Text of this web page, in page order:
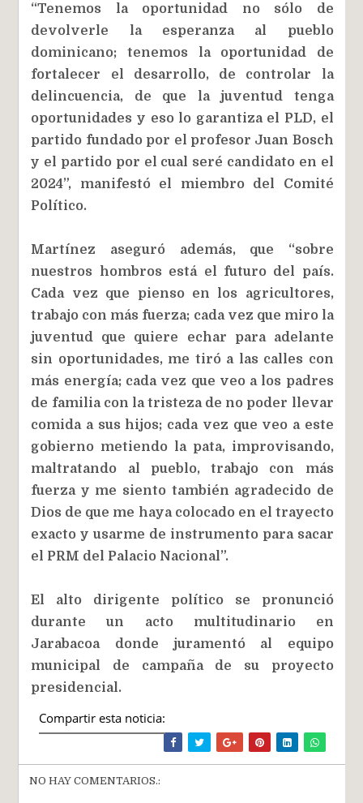
“Tenemos la oportunidad no sólo de
devolverle la esperanza al pueblo
dominicano; tenemos la oportunidad de
fortalecer el desarrollo, de controlar la
delincuencia, de que la juventud tenga
oportunidades y eso lo garantiza el PLD, el
partido fundado por el profesor Juan Bosch
y el partido por el cual seré candidato en el
2024”, manifestó el miembro del Comité
Político.
Martínez aseguró además, que “sobre
nuestros hombros está el futuro del país.
Cada vez que pienso en los agricultores,
trabajo con más fuerza; cada vez que miro la
juventud que quiere echar para adelante
sin oportunidades, me tiró a las calles con
más energía; cada vez que veo a los padres
de familia con la tristeza de no poder llevar
comida a sus hijos; cada vez que veo a este
gobierno metiendo la pata, improvisando,
maltratando al pueblo, trabajo con más
fuerza y me siento también agradecido de
Dios de que me haya colocado en el trayecto
exacto y usarme de instrumento para sacar
el PRM del Palacio Nacional”.
El alto dirigente político se pronunció
durante un acto multitudinario en
Jarabacoa donde juramentó al equipo
municipal de campaña de su proyecto
presidencial.
Compartir esta noticia:
NO HAY COMENTARIOS.: